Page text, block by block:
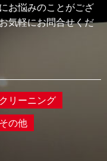
お悩みのことがござ
気軽にお問合せくだ
クリーニング
その他